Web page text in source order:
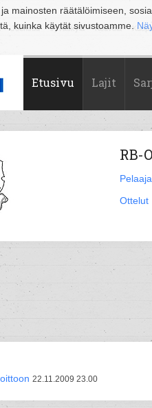
mainosten räätälöimiseen,
kuinka käytät sivustoamme.
Joensuu Jyväskylä Kouvola
Etusivu Lajit
RB-
Ottelut
22.11.2009 23.00